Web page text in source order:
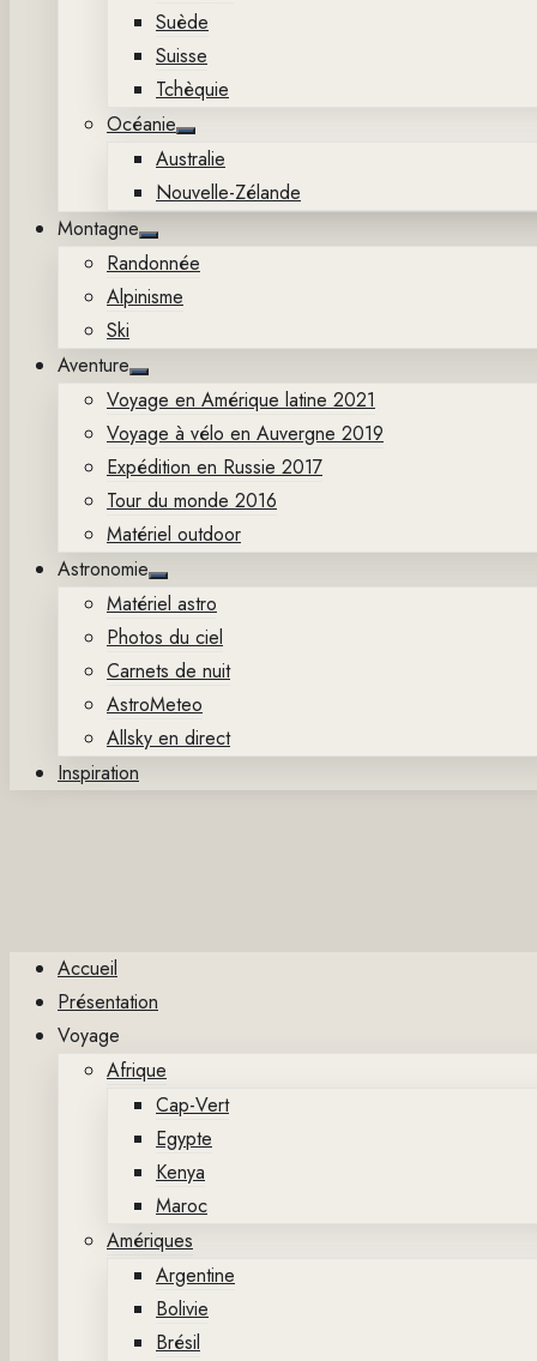
Suède
Suisse
Tchèquie
Océanie
Show
sub
menu
Australie
Nouvelle-Zélande
Montagne
Show
sub
menu
Randonnée
Alpinisme
Ski
Aventure
Show
sub
Voyage en Amérique latine 2021
Voyage à vélo en Auvergne 2019
Expédition en Russie 2017
Tour du monde 2016
Matériel outdoor
Astronomie
Show
sub
menu
Matériel astro
Photos du ciel
Carnets de nuit
AstroMeteo
Allsky en direct
Inspiration
Accueil
Présentation
Voyage
Afrique
Cap-Vert
Egypte
Kenya
Maroc
Amériques
Argentine
Bolivie
Brésil